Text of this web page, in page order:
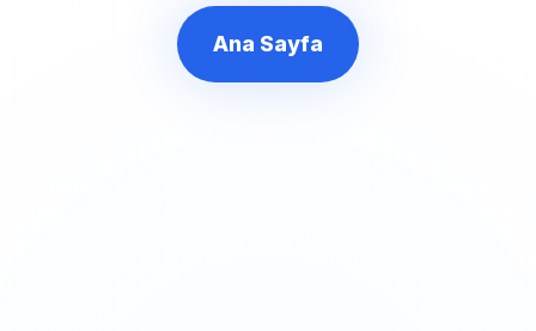
Ana Sayfa